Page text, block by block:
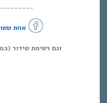
אחת
וגם רשימת שידור